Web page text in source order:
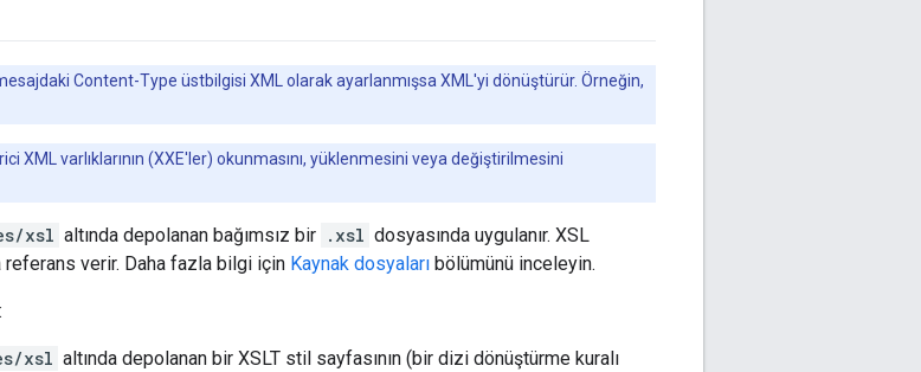
Content-Type üstbilgisi XML olarak ayarlanmışsa XML'yi dönüştürür. Örneğin,
XML varlıklarının (XXE'ler) okunmasını, yüklenmesini veya değiştirilmesini
xsl altında depolanan bağımsız bir .xsl dosyasında uygulanır. XSL
referans verir. Daha fazla bilgi için Kaynak dosyaları bölümünü inceleyin.
xsl altında depolanan bir XSLT stil sayfasının (bir dizi dönüştürme kuralı